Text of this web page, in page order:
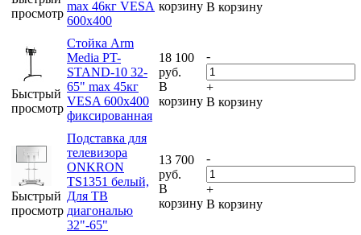
просмотр
max 46кг VESA
600x400
корзину В корзину
Быстрый
просмотр
Стойка Arm
Media PT-
STAND-10 32-
65" max 45кг
VESA 600x400
фиксированная
18 100
руб.
В
корзину
-
+
В корзину
Быстрый
просмотр
Подставка для
телевизора
ONKRON
TS1351 белый,
Для ТВ
диагональю
32"-65"
13 700
руб.
В
корзину
-
+
В корзину